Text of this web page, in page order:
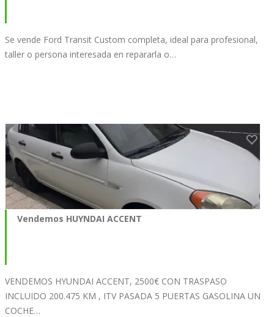
Se vende Ford Transit Custom completa, ideal para profesional,
taller o persona interesada en repararla o…
Vendemos HUYNDAI ACCENT
VENDEMOS HYUNDAI ACCENT, 2500€ CON TRASPASO
INCLUIDO 200.475 KM , ITV PASADA 5 PUERTAS GASOLINA UN
COCHE…